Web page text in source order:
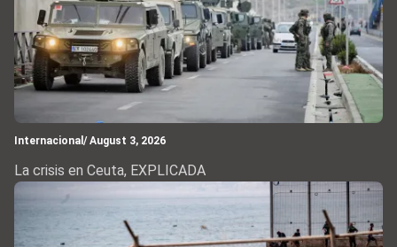
Internacional / August 3, 2026
La crisis en Ceuta, EXPLICADA